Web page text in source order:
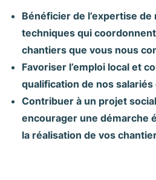
Bénéficier de l’expertise
techniques qui
chantiers que vous nous
Favoriser l’emploi local et
qualification de nos
Contribuer à un projet
encourager une démarche
la réalisation de vos